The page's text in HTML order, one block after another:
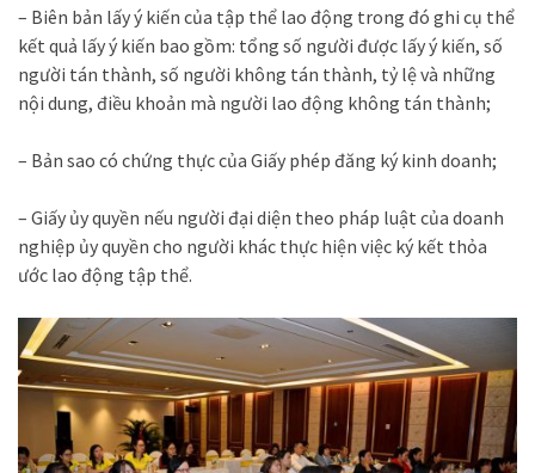
– Biên bản lấy ý kiến của tập thể lao động trong đó ghi cụ thể
kết quả lấy ý kiến bao gồm: tổng số người được lấy ý kiến, số
người tán thành, số người không tán thành, tỷ lệ và những
nội dung, điều khoản mà người lao động không tán thành;
– Bản sao có chứng thực của Giấy phép đăng ký kinh doanh;
– Giấy ủy quyền nếu người đại diện theo pháp luật của doanh
nghiệp ủy quyền cho người khác thực hiện việc ký kết thỏa
ước lao động tập thể.